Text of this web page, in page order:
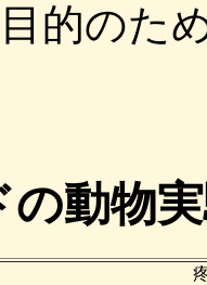
的のた
の動物